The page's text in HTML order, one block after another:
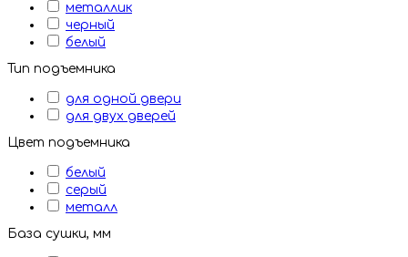
металлик
черный
белый
Тип подъемника
для одной двери
для двух дверей
Цвет подъемника
белый
серый
металл
База сушки, мм